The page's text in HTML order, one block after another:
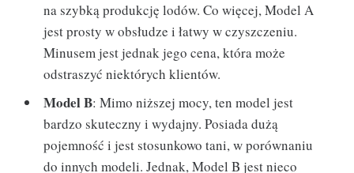
na szybką produkcję lodów. Co więcej, Model A
jest prosty w obsłudze i łatwy w czyszczeniu.
Minusem jest jednak jego cena, która może
odstraszyć niektórych klientów.
Model B: Mimo niższej mocy, ten model jest
bardzo skuteczny i wydajny. Posiada dużą
pojemność i jest stosunkowo tani, w porównaniu
do innych modeli. Jednak, Model B jest nieco